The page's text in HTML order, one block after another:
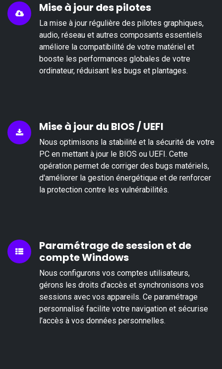
Mise à jour des pilotes
La mise à jour régulière des pilotes graphiques,
audio, réseau et autres composants essentiels
améliore la compatibilité de votre matériel et
booste les performances globales de votre
ordinateur, réduisant les bugs et plantages.
Mise à jour du BIOS / UEFI
Nous optimisons la stabilité et la sécurité de votre
PC en mettant à jour le BIOS ou UEFI. Cette
opération permet de corriger des bugs matériels,
d'améliorer la gestion énergétique et de renforcer
la protection contre les vulnérabilités.
Paramétrage de session et de
compte Windows​
Nous configurons vos comptes utilisateurs,
gérons les droits d’accès et synchronisons vos
sessions avec vos appareils. Ce paramétrage
personnalisé facilite votre navigation et sécurise
l’accès à vos données personnelles.